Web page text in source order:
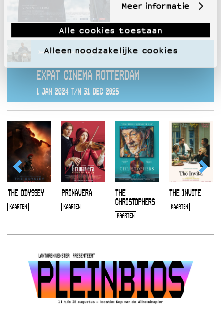
Meer informatie
Alle cookies toestaan
Alleen noodzakelijke cookies
Deze voorstelling hoort bij
EXPAT CINEMA ROTTERDAM
1 JAN 2024 T/M 31 DEC 2025
THE ODYSSEY
KAARTEN
PRIMAVERA
KAARTEN
THE
CHRISTOPHERS
KAARTEN
THE INVITE
KAARTEN